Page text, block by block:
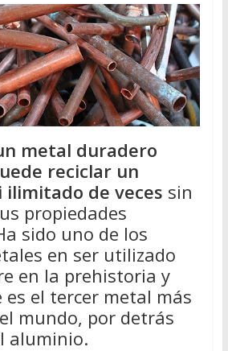
metal duradero
reciclar un
ilimitado de veces sin
propiedades
sido uno de los
en ser utilizado
en la prehistoria y
el tercer metal más
mundo, por detrás
aluminio.